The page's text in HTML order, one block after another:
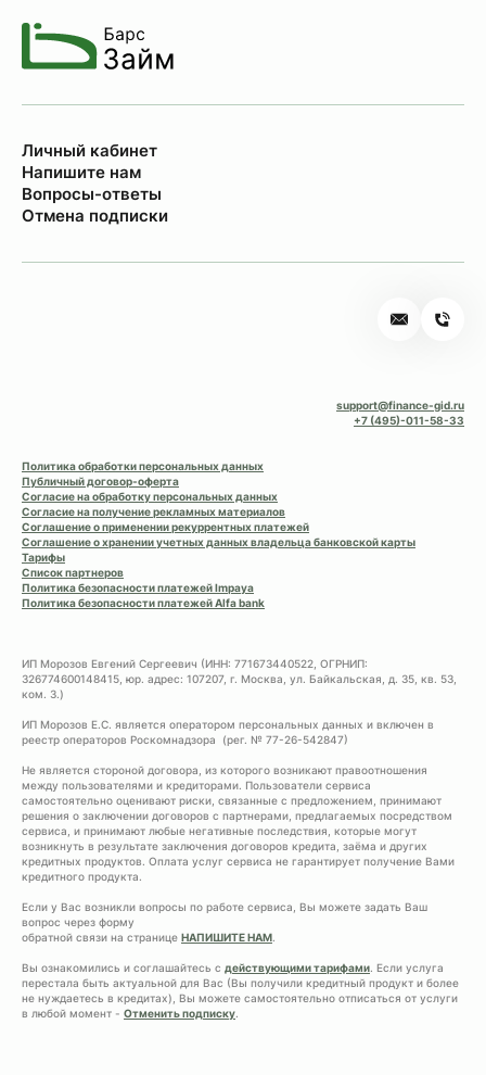
Личный кабинет
Напишите нам
Вопросы-ответы
Отмена подписки
support@finance-gid.ru
+7 (495)-011-58-33
Политика обработки персональных данных
Публичный договор-оферта
Согласие на обработку персональных данных
Согласие на получение рекламных материалов
Соглашение о применении рекуррентных платежей
Соглашение о хранении учетных данных владельца банковской карты
Тарифы
Список партнеров
Политика безопасности платежей Impaya
Политика безопасности платежей Alfa bank
ИП Морозов Евгений Сергеевич (ИНН: 771673440522, ОГРНИП:
326774600148415, юр. адрес: 107207, г. Москва, ул. Байкальская, д. 35, кв. 53,
ком. 3.)
ИП Морозов Е.С. является оператором персональных данных и включен в
реестр операторов Роскомнадзора (рег. № 77-26-542847)
Не является стороной договора, из которого возникают правоотношения
между пользователями и кредиторами. Пользователи сервиса
самостоятельно оценивают риски, связанные с предложением, принимают
решения о заключении договоров с партнерами, предлагаемых посредством
сервиса, и принимают любые негативные последствия, которые могут
возникнуть в результате заключения договоров кредита, заёма и других
кредитных продуктов. Оплата услуг сервиса не гарантирует получение Вами
кредитного продукта.
Если у Вас возникли вопросы по работе сервиса, Вы можете задать Ваш
вопрос через форму
обратной связи на странице НАПИШИТЕ НАМ.
Вы ознакомились и соглашайтесь с действующими тарифами. Если услуга
перестала быть актуальной для Вас (Вы получили кредитный продукт и более
не нуждаетесь в кредитах), Вы можете самостоятельно отписаться от услуги
в любой момент - Отменить подписку.